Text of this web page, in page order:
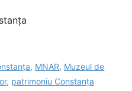
, MNAR, Muzeul de
, patrimoniu Constanța